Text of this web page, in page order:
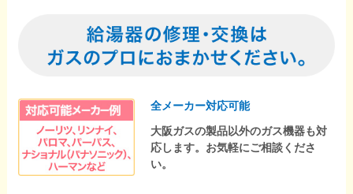
全メーカー対応可能
大阪ガスの製品以外のガス機器も対
応します。お気軽にご相談くださ
い。